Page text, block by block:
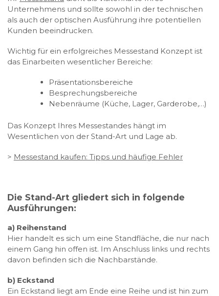
Unternehmens und sollte sowohl in der technischen
als auch der optischen Ausführung ihre potentiellen
Kunden beeindrucken.
Wichtig für ein erfolgreiches Messestand Konzept ist
das Einarbeiten wesentlicher Bereiche:
Präsentationsbereiche
Besprechungsbereiche
Nebenräume (Küche, Lager, Garderobe,…)
Das Konzept Ihres Messestandes hängt im
Wesentlichen von der Stand-Art und Lage ab.
> Messestand kaufen: Tipps und häufige Fehler
Die Stand-Art gliedert sich in folgende
Ausführungen:
a) Reihenstand
Hier handelt es sich um eine Standfläche, die nur nach
einem Gang hin offen ist. Im Anschluss links und rechts
davon befinden sich die Nachbarstände.
b) Eckstand
Ein Eckstand liegt am Ende eine Reihe und ist hin zum